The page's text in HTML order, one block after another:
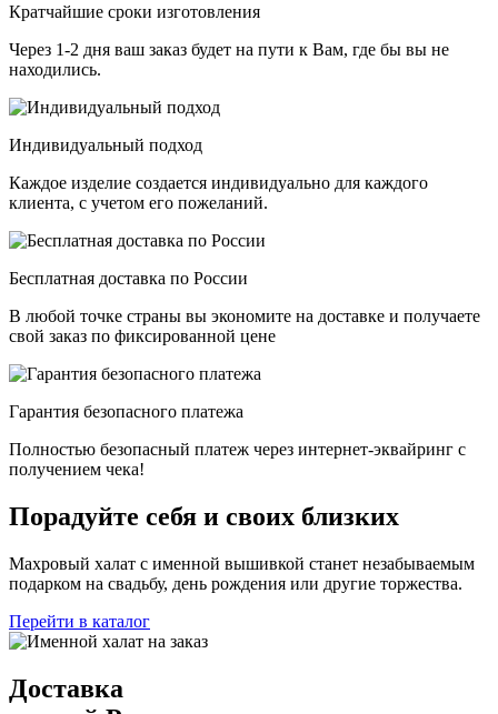
Кратчайшие сроки изготовления
Через 1-2 дня ваш заказ будет на пути к Вам, где бы вы не
находились.
Индивидуальный подход
Каждое изделие создается индивидуально для каждого
клиента, с учетом его пожеланий.
Бесплатная доставка по России
В любой точке страны вы экономите на доставке и получаете
свой заказ по фиксированной цене
Гарантия безопасного платежа
Полностью безопасный платеж через интернет-эквайринг с
получением чека!
Порадуйте себя и своих близких
Махровый халат с именной вышивкой станет незабываемым
подарком на свадьбу, день рождения или другие торжества.
Перейти в каталог
Доставка